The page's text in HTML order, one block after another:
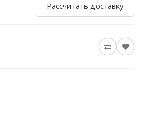
Рассчитать доставку